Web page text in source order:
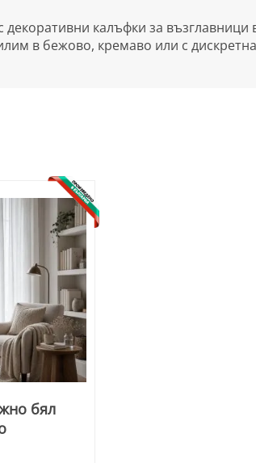
декоративни калъфки за
в бежово, кремаво или с
бял